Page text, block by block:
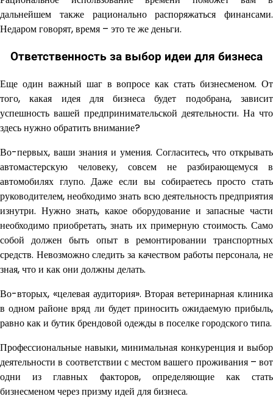
дальнейшем также рационально распоряжаться финансами.
Недаром говорят, время – это те же деньги.
Ответственность за выбор идеи для бизнеса
Еще один важный шаг в вопросе как стать бизнесменом. От
того, какая идея для бизнеса будет подобрана, зависит
успешность вашей предпринимательской деятельности. На что
здесь нужно обратить внимание?
Во-первых, ваши знания и умения. Согласитесь, что открывать
автомастерскую человеку, совсем не разбирающемуся в
автомобилях глупо. Даже если вы собираетесь просто стать
руководителем, необходимо знать всю деятельность предприятия
изнутри. Нужно знать, какое оборудование и запасные части
необходимо приобретать, знать их примерную стоимость. Само
собой должен быть опыт в ремонтировании транспортных
средств. Невозможно следить за качеством работы персонала, не
зная, что и как они должны делать.
Во-вторых, «целевая аудитория». Вторая ветеринарная клиника
в одном районе вряд ли будет приносить ожидаемую прибыль,
равно как и бутик брендовой одежды в поселке городского типа.
Профессиональные навыки, минимальная конкуренция и выбор
деятельности в соответствии с местом вашего проживания – вот
одни из главных факторов, определяющие как стать
бизнесменом через призму идей для бизнеса.